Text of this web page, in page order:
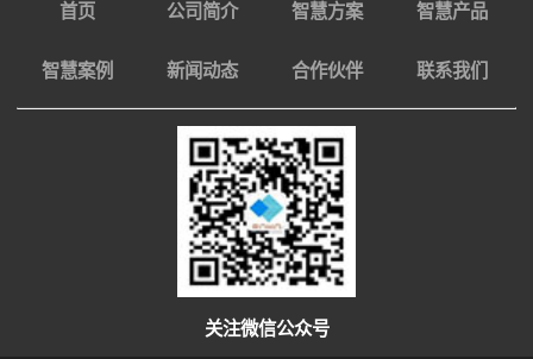
首页 公司简介 智慧方案 智慧产品
智慧案例 新闻动态 合作伙伴 联系我们
关注微信公众号